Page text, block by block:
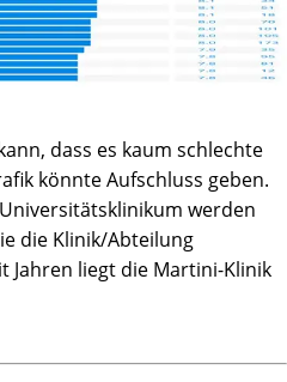
dass es kaum schlechte
könnte Aufschluss geben.
werden
die Klinik/Abteilung
Jahren liegt die Martini-Klinik